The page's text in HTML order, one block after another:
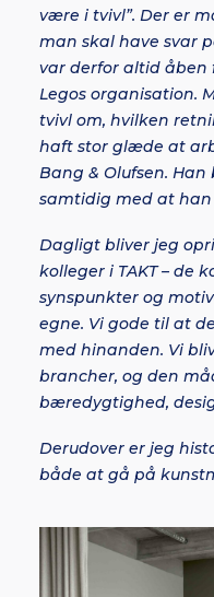
være i tvivl”. Der er
man skal have svar
var derfor altid åben
Legos organisation.
tvivl om, hvilken
haft stor glæde at
Bang & Olufsen.
samtidig med at
Dagligt bliver jeg
kolleger i TAKT – de
synspunkter og
egne. Vi gode til at
med hinanden. Vi
brancher, og den
bæredygtighed,
Derudover er jeg
både at gå på